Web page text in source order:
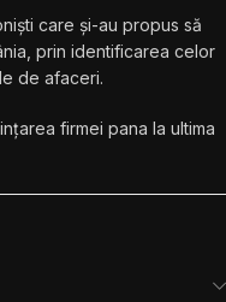
care și-au propus să
prin identificarea celor
de afaceri.
firmei pana la ultima